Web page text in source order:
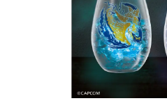
若ゲのいたり〜ゲ
『うつヌケ』『ペンと
一先生によるゲーム業
なんでゲームは面
ゲーム開発者・
具体的な形から解き明